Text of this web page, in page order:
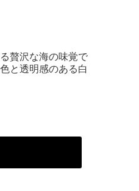
贅沢な海の味覚で
と透明感のある白